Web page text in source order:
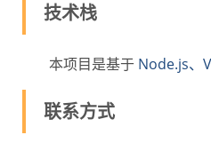
技术栈
本项目是基于 Node.js、
联系方式